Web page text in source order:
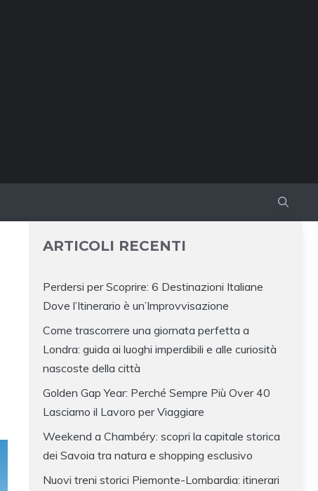
ARTICOLI RECENTI
Perdersi per Scoprire: 6 Destinazioni Italiane
Dove l’Itinerario è un’Improvvisazione
Come trascorrere una giornata perfetta a
Londra: guida ai luoghi imperdibili e alle curiosità
nascoste della città
Golden Gap Year: Perché Sempre Più Over 40
Lasciamo il Lavoro per Viaggiare
Weekend a Chambéry: scopri la capitale storica
dei Savoia tra natura e shopping esclusivo
Nuovi treni storici Piemonte-Lombardia: itinerari